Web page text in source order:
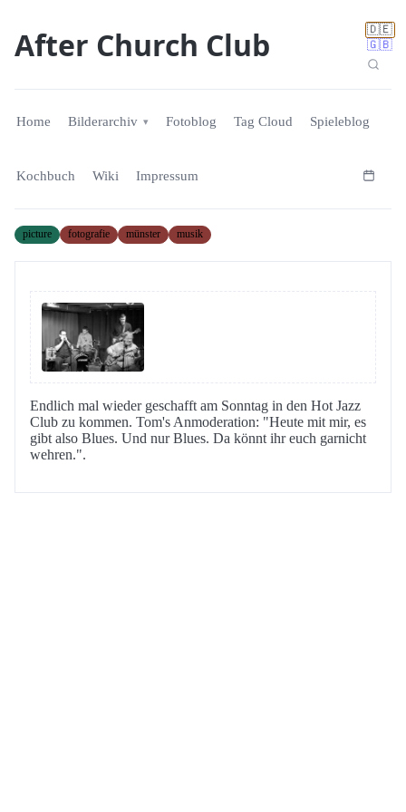
🇩🇪
🇬🇧
After Church Club
Home Bilderarchiv Fotoblog Tag Cloud Spieleblog
Kochbuch Wiki Impressum
picture fotografie münster musik
Endlich mal wieder geschafft am Sonntag in den Hot Jazz
Club zu kommen. Tom's Anmoderation: "Heute mit mir, es
gibt also Blues. Und nur Blues. Da könnt ihr euch garnicht
wehren.".